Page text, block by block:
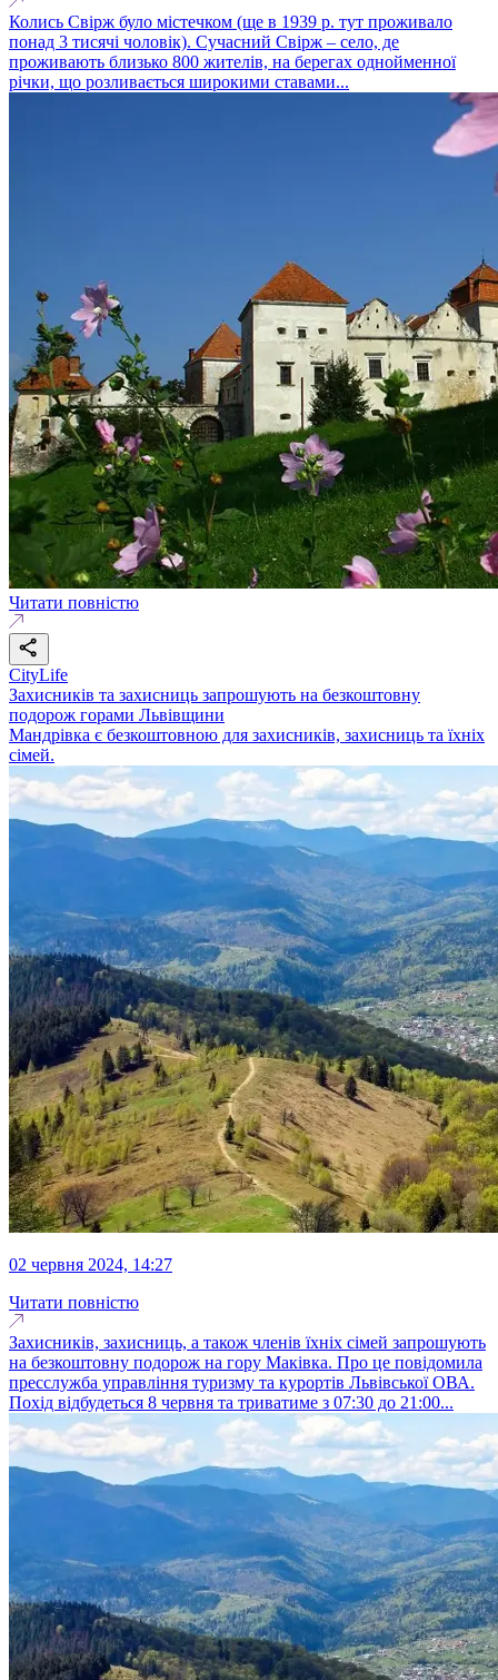
Колись Свірж було містечком (ще в 1939 р. тут проживало
понад 3 тисячі чоловік). Сучасний Свірж – село, де
проживають близько 800 жителів, на берегах однойменної
річки, що розливається широкими ставами...
Читати повністю
CityLife
Захисників та захисниць запрошують на безкоштовну
подорож горами Львівщини
Мандрівка є безкоштовною для захисників, захисниць та їхніх
сімей.
02 червня 2024, 14:27
Читати повністю
Захисників, захисниць, а також членів їхніх сімей запрошують
на безкоштовну подорож на гору Маківка. Про це повідомила
пресслужба управління туризму та курортів Львівської ОВА.
Похід відбудеться 8 червня та триватиме з 07:30 до 21:00...